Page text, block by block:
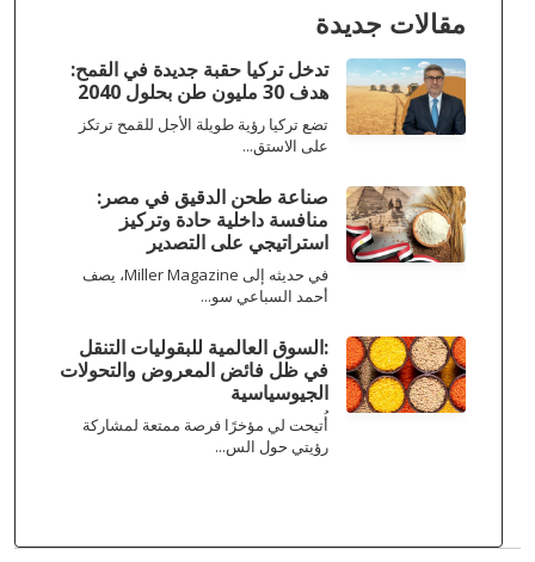
مقالات جديدة
تدخل تركيا حقبة جديدة في القمح:
هدف 30 مليون طن بحلول 2040
تضع تركيا رؤية طويلة الأجل للقمح ترتكز
على الاستق...
صناعة طحن الدقيق في مصر:
منافسة داخلية حادة وتركيز
استراتيجي على التصدير
في حديثه إلى Miller Magazine، يصف
أحمد السباعي سو...
:السوق العالمية للبقوليات التنقل
في ظل فائض المعروض والتحولات
الجيوسياسية
أُتيحت لي مؤخرًا فرصة ممتعة لمشاركة
رؤيتي حول الس...